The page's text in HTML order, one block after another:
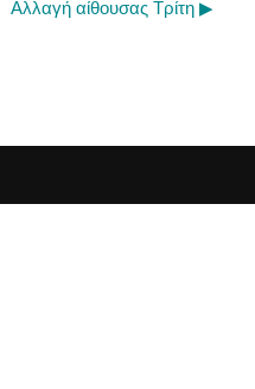
Αλλαγή αίθουσας Τρίτη ▶︎